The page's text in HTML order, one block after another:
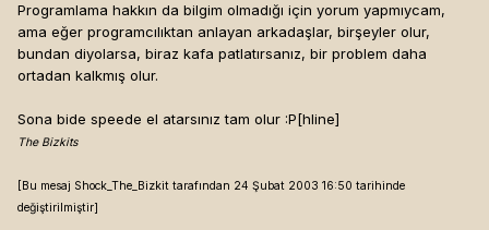
Programlama hakkın da bilgim olmadığı için yorum yapmıycam,
ama eğer programcılıktan anlayan arkadaşlar, birşeyler olur,
bundan diyolarsa, biraz kafa patlatırsanız, bir problem daha
ortadan kalkmış olur.
Sona bide speede el atarsınız tam olur :P[hline]
The Bizkits
[Bu mesaj Shock_The_Bizkit tarafından 24 Şubat 2003 16:50 tarihinde
değiştirilmiştir]